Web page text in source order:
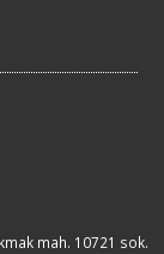
mah. 10721 sok.